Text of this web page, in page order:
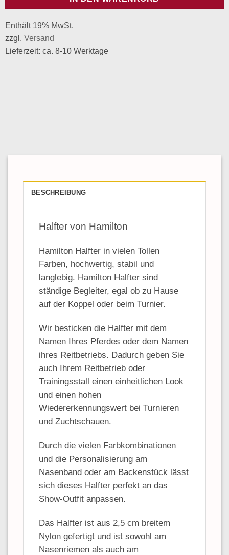
Enthält 19% MwSt.
zzgl. Versand
Lieferzeit: ca. 8-10 Werktage
BESCHREIBUNG
Halfter von Hamilton
Hamilton Halfter in vielen Tollen
Farben, hochwertig, stabil und
langlebig. Hamilton Halfter sind
ständige Begleiter, egal ob zu Hause
auf der Koppel oder beim Turnier.
Wir besticken die Halfter mit dem
Namen Ihres Pferdes oder dem Namen
ihres Reitbetriebs. Dadurch geben Sie
auch Ihrem Reitbetrieb oder
Trainingsstall einen einheitlichen Look
und einen hohen
Wiedererkennungswert bei Turnieren
und Zuchtschauen.
Durch die vielen Farbkombinationen
und die Personalisierung am
Nasenband oder am Backenstück lässt
sich dieses Halfter perfekt an das
Show-Outfit anpassen.
Das Halfter ist aus 2,5 cm breitem
Nylon gefertigt und ist sowohl am
Nasenriemen als auch am